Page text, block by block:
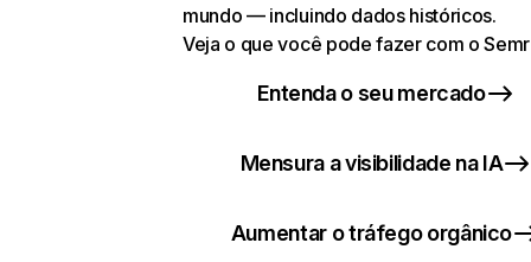
mundo — incluindo dados históricos.
Veja o que você pode fazer com o
Entenda o seu mercado
Mensura a visibilidade na IA
Aumentar o tráfego orgânico